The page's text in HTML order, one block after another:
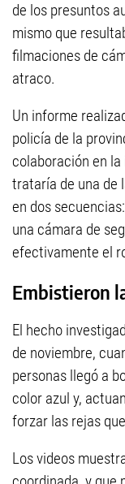
de los presuntos
mismo que
filmaciones de
atraco.
Un informe
policía de la
colaboración en
trataría de una de
en dos
una cámara de
efectivamente el
Embistieron
El hecho
de noviembre,
personas llegó a
color azul y,
forzar las rejas
Los videos